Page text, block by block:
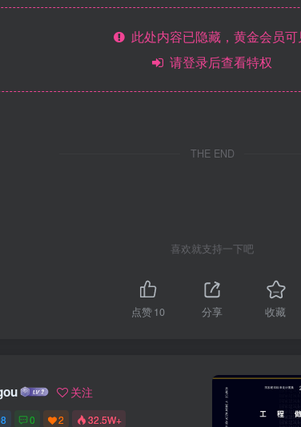
此处内容已隐藏，黄金会员
请登录后查看特权
THE END
喜欢就支持一下吧
点赞10 分享 收藏
关注
0 2 32.5W+